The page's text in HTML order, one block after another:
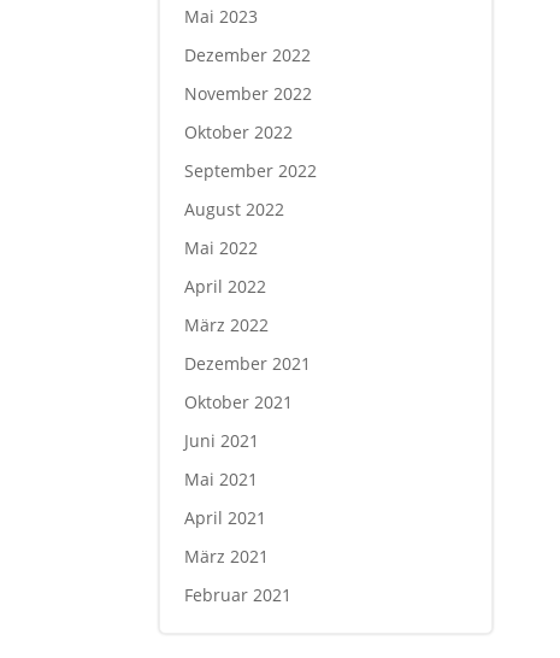
Mai 2023
Dezember 2022
November 2022
Oktober 2022
September 2022
August 2022
Mai 2022
April 2022
März 2022
Dezember 2021
Oktober 2021
Juni 2021
Mai 2021
April 2021
März 2021
Februar 2021